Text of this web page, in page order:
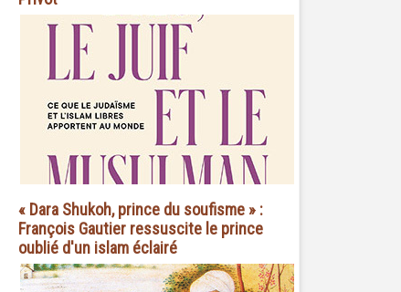
« Dara Shukoh, prince du soufisme » :
François Gautier ressuscite le prince
oublié d'un islam éclairé